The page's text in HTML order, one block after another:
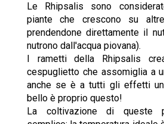
Le Rhipsalis sono
piante che crescono su
prendendone direttamente il
nutrono dall'acqua piovana).
I rametti della Rhipsalis
cespuglietto che assomiglia a
anche se è a tutti gli effetti
bello è proprio questo!
La coltivazione di queste